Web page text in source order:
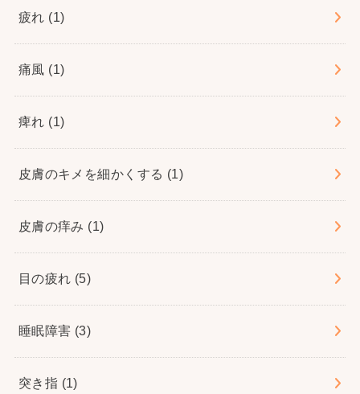
疲れ (1)
痛風 (1)
痺れ (1)
皮膚のキメを細かくする (1)
皮膚の痒み (1)
目の疲れ (5)
睡眠障害 (3)
突き指 (1)